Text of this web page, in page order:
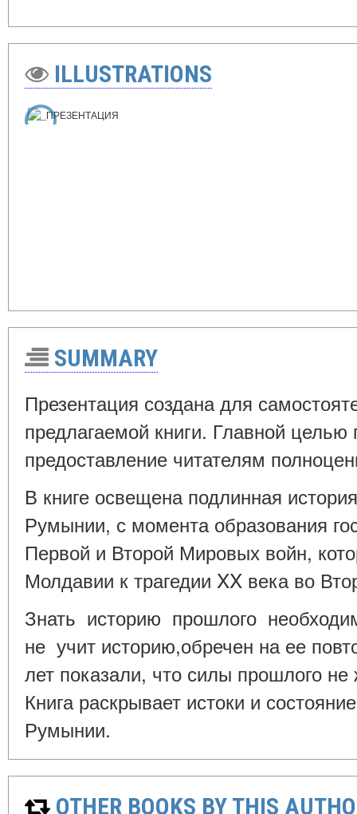
ILLUSTRATIONS
SUMMARY
Презентация создана для
предлагаемой книги. Главной целью
предоставление читателям
В книге освещена подлинная
Румынии, с момента образования
Первой и Второй Мировых войн,
Молдавии к трагедии XX века во
Знать историю прошлого
не учит историю,обречен на ее
лет показали, что силы прошлого
Книга раскрывает истоки и
Румынии.
OTHER BOOKS BY THIS